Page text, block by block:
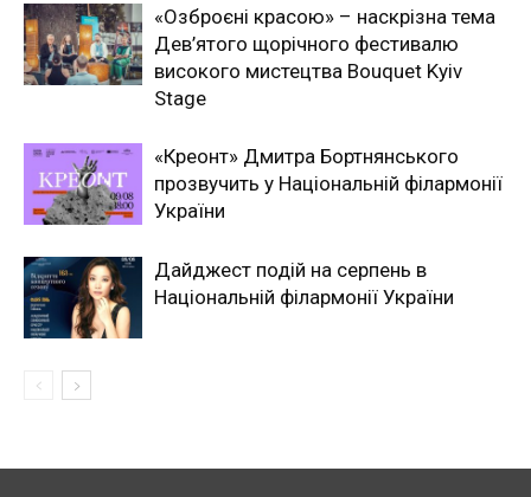
«Озброєні красою» – наскрізна тема
Дев’ятого щорічного фестивалю
високого мистецтва Bouquet Kyiv
Stage
«Креонт» Дмитра Бортнянського
прозвучить у Національній філармонії
України
Дайджест подій на серпень в
Національній філармонії України